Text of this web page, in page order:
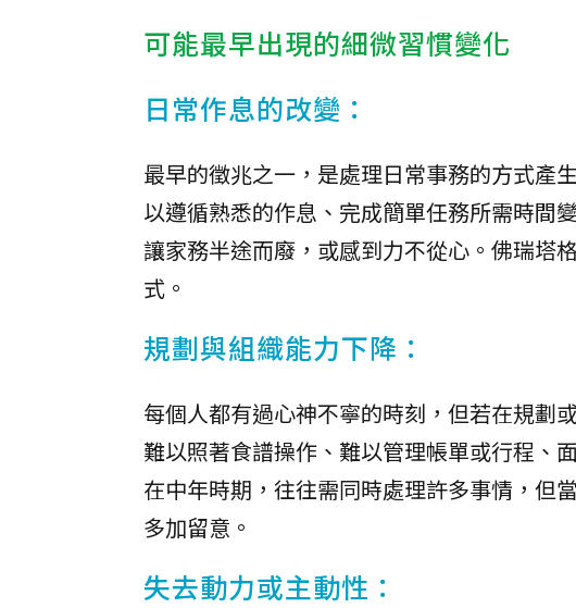
可能最早出現的細微習慣變化
日常作息的改變：
最早的徵兆之一，是處理日常事務的方式產
以遵循熟悉的作息、完成簡單任務所需時間
讓家務半途而廢，或感到力不從心。佛瑞塔
式。
規劃與組織能力下降：
每個人都有過心神不寧的時刻，但若在規劃
難以照著食譜操作、難以管理帳單或行程、
在中年時期，往往需同時處理許多事情，但
多加留意。
失去動力或主動性：